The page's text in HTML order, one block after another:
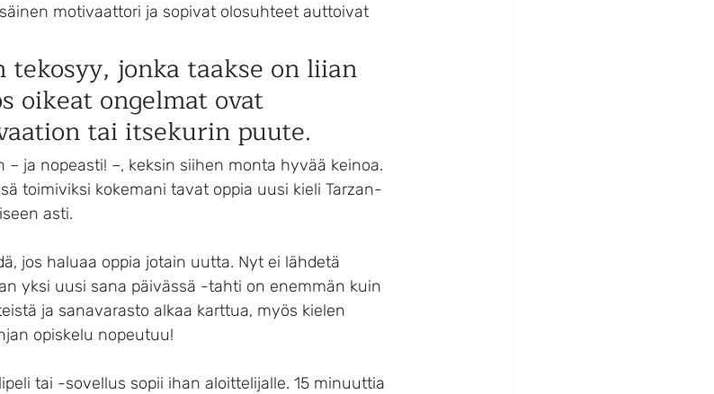
motivaattori ja sopivat olosuhteet auttoivat
tekosyy, jonka taakse on liian
oikeat ongelmat ovat
tai itsekurin puute.
– ja nopeasti! –, keksin siihen monta hyvää keinoa.
toimiviksi kokemani tavat oppia uusi kieli Tarzan-
asti.
jos haluaa oppia jotain uutta. Nyt ei lähdetä
yksi uusi sana päivässä -tahti on enemmän kuin
ja sanavarasto alkaa karttua, myös kielen
opiskelu nopeutuu!
tai -sovellus sopii ihan aloittelijalle. 15 minuuttia